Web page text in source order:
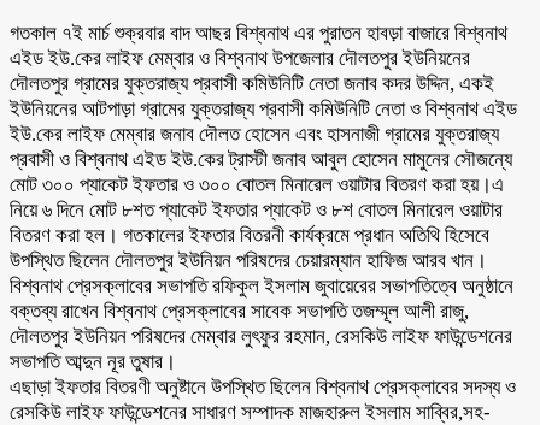
গতকাল ৭ই মার্চ শুক্রবার বাদ আছর বিশ্বনাথ এর পুরাতন হাবড়া বাজারে বিশ্বনাথ
এইড ইউ.কের লাইফ মেম্বার ও বিশ্বনাথ উপজেলার দৌলতপুর ইউনিয়নের
দৌলতপুর গ্রামের যুক্তরাজ্য প্রবাসী কমিউনিটি নেতা জনাব কদর উদ্দিন, একই
ইউনিয়নের আটপাড়া গ্রামের যুক্তরাজ্য প্রবাসী কমিউনিটি নেতা ও বিশ্বনাথ এইড
ইউ.কের লাইফ মেম্বার জনাব দৌলত হোসেন এবং হাসনাজী গ্রামের যুক্তরাজ্য
প্রবাসী ও বিশ্বনাথ এইড ইউ.কের ট্রাস্টী জনাব আবুল হোসেন মামুনের সৌজন্যে
মোট ৩০০ প্যাকেট ইফতার ও ৩০০ বোতল মিনারেল ওয়াটার বিতরণ করা হয়।এ
নিয়ে ৬ দিনে মোট ৮শত প্যাকেট ইফতার প্যাকেট ও ৮শ বোতল মিনারেল ওয়াটার
বিতরণ করা হল। গতকালের ইফতার বিতরনী কার্যক্রমে প্রধান অতিথি হিসেবে
উপস্থিত ছিলেন দৌলতপুর ইউনিয়ন পরিষদের চেয়ারম্যান হাফিজ আরব খান।
বিশ্বনাথ প্রেসক্লাবের সভাপতি রফিকুল ইসলাম জুবায়েরের সভাপতিত্বে অনুষ্ঠানে
বক্তব্য রাখেন বিশ্বনাথ প্রেসক্লাবের সাবেক সভাপতি তজম্মূল আলী রাজু,
দৌলতপুর ইউনিয়ন পরিষদের মেম্বার লুৎফুর রহমান, রেসকিউ লাইফ ফাউন্ডেশনের
সভাপতি আব্দুন নূর তুষার।
এছাড়া ইফতার বিতরণী অনুষ্টানে উপস্থিত ছিলেন বিশ্বনাথ প্রেসক্লাবের সদস্য ও
রেসকিউ লাইফ ফাউন্ডেশনের সাধারণ সম্পাদক মাজহারুল ইসলাম সাব্বির,সহ-